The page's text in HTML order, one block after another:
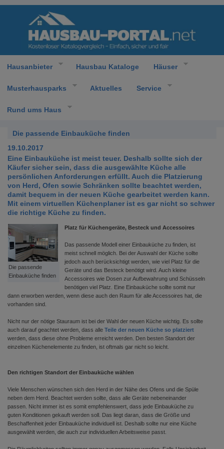
Hausanbieter Hausbau Kataloge Häuser
Musterhausparks Aktuelles Service
Rund ums Haus
Die passende Einbauküche finden
19.10.2017
Eine Einbauküche ist meist teuer. Deshalb sollte sich der
Käufer sicher sein, dass die ausgewählte Küche alle
persönlichen Anforderungen erfüllt. Auch die Platzierung
von Herd, Ofen sowie Schränken sollte beachtet werden,
damit bequem in der neuen Küche gearbeitet werden kann.
Mit einem virtuellen Küchenplaner ist es gar nicht so schwer
die richtige Küche zu finden.
Die passende
Einbauküche finden
Platz für Küchengeräte, Besteck und Accessoires
Das passende Modell einer Einbauküche zu finden, ist
meist schnell möglich. Bei der Auswahl der Küche sollte
jedoch auch berücksichtigt werden, wie viel Platz für die
Geräte und das Besteck benötigt wird. Auch kleine
Accessoires wie Dosen zur Aufbewahrung und Schüsseln
benötigen viel Platz. Eine Einbauküche sollte somit nur
dann erworben werden, wenn diese auch den Raum für alle Accessoires hat, die
vorhanden sind.
Nicht nur der nötige Stauraum ist bei der Wahl der neuen Küche wichtig. Es sollte
auch darauf geachtet werden, dass alle Teile der neuen Küche so platziert
werden, dass diese ohne Probleme erreicht werden. Den besten Standort der
einzelnen Küchenelemente zu finden, ist oftmals gar nicht so leicht.
Den richtigen Standort der Einbauküche wählen
Viele Menschen wünschen sich den Herd in der Nähe des Ofens und die Spüle
neben dem Herd. Beachtet werden sollte, dass alle Geräte nebeneinander
passen. Nicht immer ist es somit empfehlenswert, dass jede Einbauküche zu
guten Konditionen gekauft werden soll. Das liegt daran, dass die Größe und
Beschaffenheit jeder Einbauküche individuell ist. Deshalb sollte nur eine Küche
ausgewählt werden, die auch zur individuellen Arbeitsweise passt.